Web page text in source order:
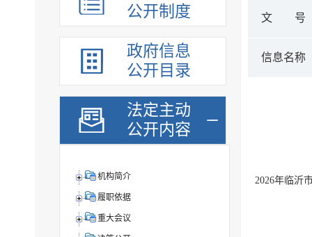
公开制度
政府信息
公开目录
法定主动
公开内容
机构简介
履职依据
重大会议
文 号
信息名称
2026年临沂